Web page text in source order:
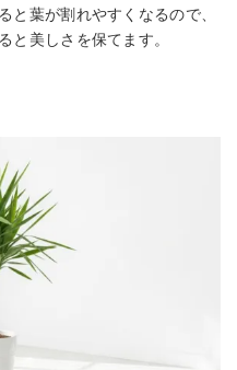
と葉が割れやすくなるので、
と美しさを保てます。